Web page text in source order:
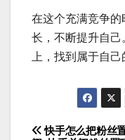
在这个充满竞争
长，不断提升自己
上，找到属于自己
快手怎么把粉丝